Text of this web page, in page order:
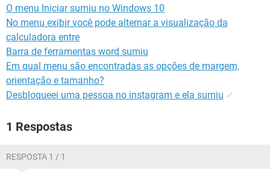
O menu Iniciar sumiu no Windows 10
No menu exibir você pode alternar a visualização da
calculadora entre
Barra de ferramentas word sumiu
Em qual menu são encontradas as opções de margem,
orientação e tamanho?
Desbloqueei uma pessoa no instagram e ela sumiu ✓
1 Respostas
RESPOSTA 1 / 1